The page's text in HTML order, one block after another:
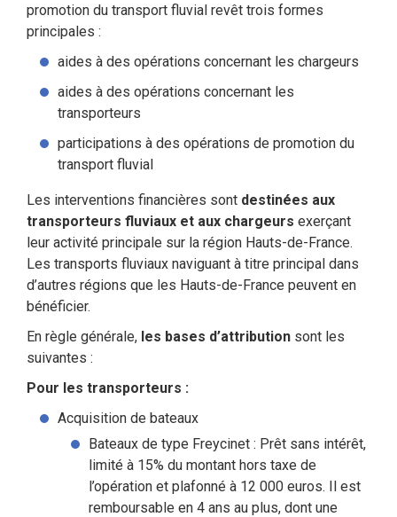
promotion du transport fluvial revêt trois formes
principales :
aides à des opérations concernant les chargeurs
aides à des opérations concernant les
transporteurs
participations à des opérations de promotion du
transport fluvial
Les interventions financières sont destinées aux
transporteurs fluviaux et aux chargeurs exerçant
leur activité principale sur la région Hauts-de-France.
Les transports fluviaux naviguant à titre principal dans
d’autres régions que les Hauts-de-France peuvent en
bénéficier.
En règle générale, les bases d’attribution sont les
suivantes :
Pour les transporteurs :
Acquisition de bateaux
Bateaux de type Freycinet : Prêt sans intérêt,
limité à 15% du montant hors taxe de
l’opération et plafonné à 12 000 euros. Il est
remboursable en 4 ans au plus, dont une